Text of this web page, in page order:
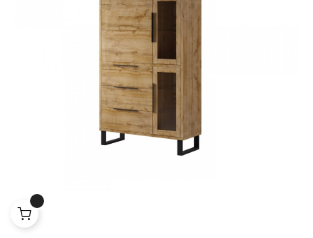
Jobb funkciók, testre szabott
tartalom és adatvédelem
Ez a weboldal a jogszabályoknak megfelelően sütiket használ
az Ön eszközén. Kérjük, a webhely további használatához
fogadja el a beállításokat.